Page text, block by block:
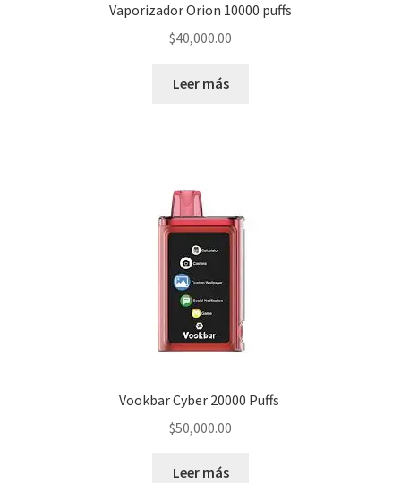
Vaporizador Orion 10000 puffs
$40,000.00
Leer más
Vookbar Cyber 20000 Puffs
$50,000.00
Leer más